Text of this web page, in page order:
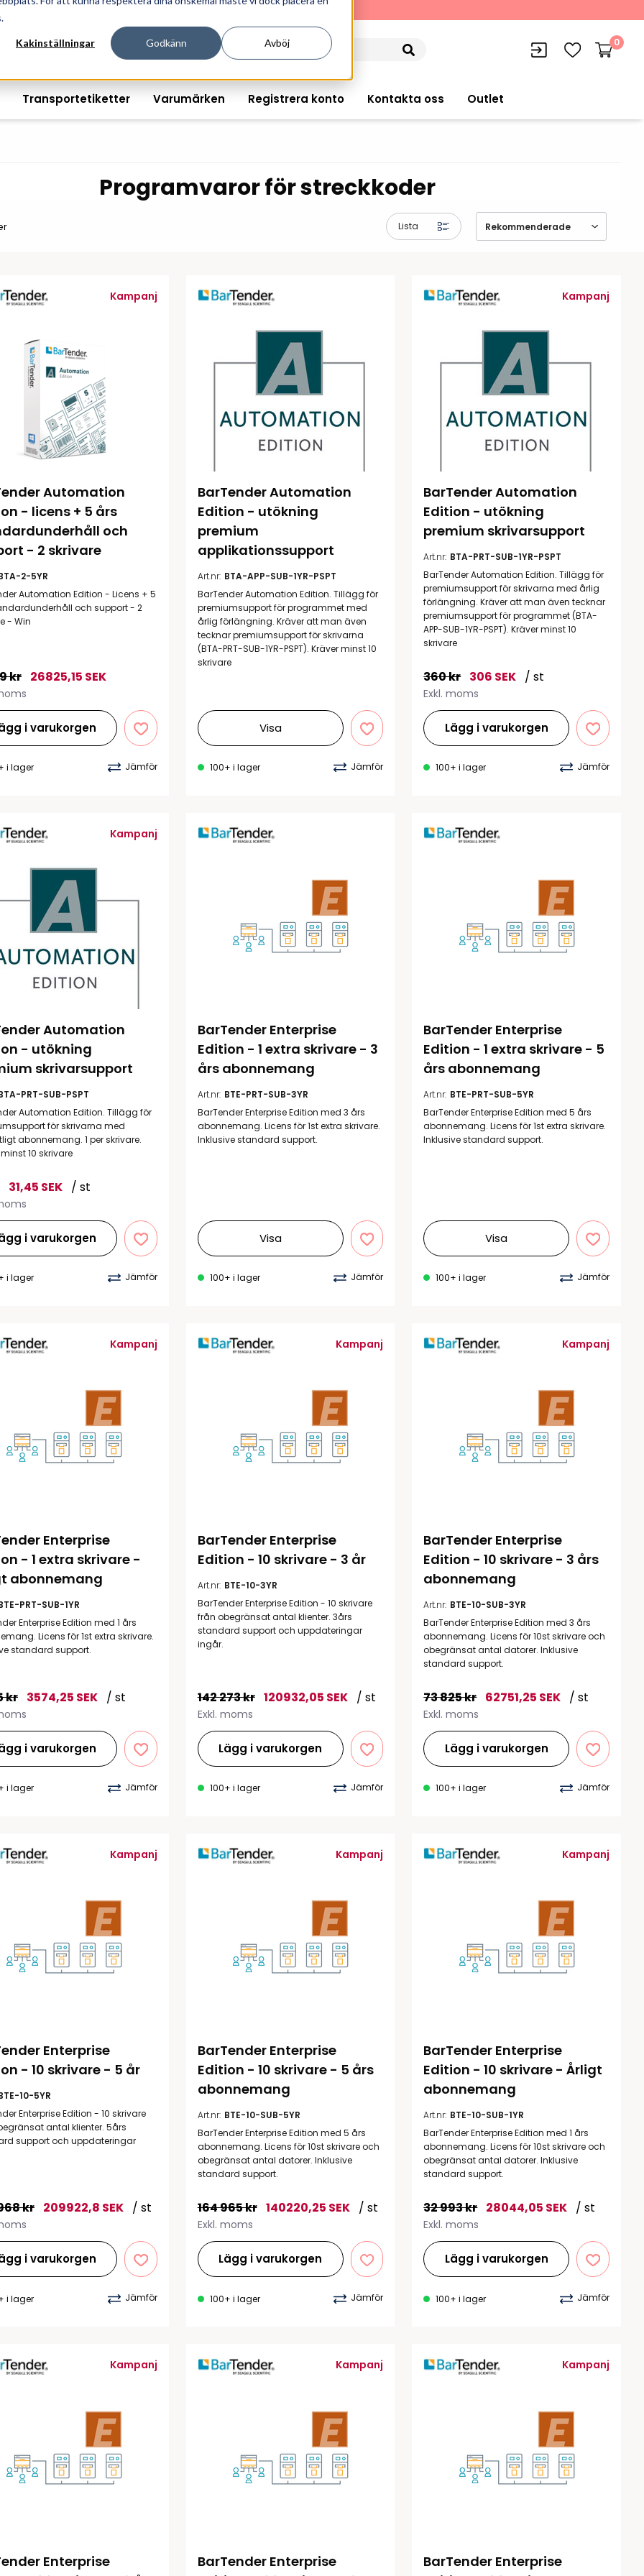
Kakinställningar Godkänn Avböj
för professionell informationshantering och märkning
0
Handhållna streckkodsläsare
Streckkodsverifierare
Truckdatorer
Pekskärmar
Tillbehör truckdatorer
och pekskärmar
Etikettprogram
Mobile Device Management
(MDM)
Tillbehör etikettprogram
Outlet-handdatorer
Outlet-skrivare
Outlet-
streckkodsläsare
Outlet-etiketter
WMSIQ: Lagersystem
(WMS)
Seagull Scientific
Loftware NiceLabel
Printshopen svartvita-
Tryckta etiketter
WMSIQ: Lagersystem (WMS)
Utlåning hyra och
inventering
Rondering och verifiering
Datorlös etikettutskrift och
Transportetiketter Varumärken Registrera konto Kontakta oss Outlet
Programvaror för streckkoder
Lista
Kampanj
Automation
- licens + 5 års
och
- 2 skrivare
2-5YR
Automation Edition - Licens + 5
och support - 2
- Win
kr 26825,15 SEK
i varukorgen
i lager Jämför
BarTender Automation
Edition - utökning
premium
applikationssupport
Art.nr: BTA-APP-SUB-1YR-PSPT
BarTender Automation Edition. Tillägg för
premiumsupport för programmet med
årlig förlängning. Kräver att man även
tecknar premiumsupport för skrivarna
(BTA-PRT-SUB-1YR-PSPT). Kräver minst 10
skrivare
Visa
100+ i lager Jämför
Kampanj
BarTender Automation
Edition - utökning
premium skrivarsupport
Art.nr: BTA-PRT-SUB-1YR-PSPT
BarTender Automation Edition. Tillägg för
premiumsupport för skrivarna med årlig
förlängning. Kräver att man även tecknar
premiumsupport för programmet (BTA-
APP-SUB-1YR-PSPT). Kräver minst 10
skrivare
360 kr 306 SEK / st
Exkl. moms
Lägg i varukorgen
100+ i lager Jämför
Kampanj
Automation
- utökning
skrivarsupport
PRT-SUB-PSPT
Automation Edition. Tillägg för
för skrivarna med
abonnemang. 1 per skrivare.
10 skrivare
31,45 SEK / st
i varukorgen
i lager Jämför
BarTender Enterprise
Edition - 1 extra skrivare - 3
års abonnemang
Art.nr: BTE-PRT-SUB-3YR
BarTender Enterprise Edition med 3 års
abonnemang. Licens för 1st extra skrivare.
Inklusive standard support.
Visa
100+ i lager Jämför
BarTender Enterprise
Edition - 1 extra skrivare - 5
års abonnemang
Art.nr: BTE-PRT-SUB-5YR
BarTender Enterprise Edition med 5 års
abonnemang. Licens för 1st extra skrivare.
Inklusive standard support.
Visa
100+ i lager Jämför
Kampanj
Enterprise
- 1 extra skrivare -
abonnemang
PRT-SUB-1YR
Enterprise Edition med 1 års
Licens för 1st extra skrivare.
standard support.
kr 3574,25 SEK / st
i varukorgen
i lager Jämför
Kampanj
BarTender Enterprise
Edition - 10 skrivare - 3 år
Art.nr: BTE-10-3YR
BarTender Enterprise Edition - 10 skrivare
från obegränsat antal klienter. 3års
standard support och uppdateringar
ingår.
142 273 kr 120932,05 SEK / st
Exkl. moms
Lägg i varukorgen
100+ i lager Jämför
Kampanj
BarTender Enterprise
Edition - 10 skrivare - 3 års
abonnemang
Art.nr: BTE-10-SUB-3YR
BarTender Enterprise Edition med 3 års
abonnemang. Licens för 10st skrivare och
obegränsat antal datorer. Inklusive
standard support.
73 825 kr 62751,25 SEK / st
Exkl. moms
Lägg i varukorgen
100+ i lager Jämför
Kampanj
Enterprise
- 10 skrivare - 5 år
10-5YR
Enterprise Edition - 10 skrivare
antal klienter. 5års
support och uppdateringar
kr 209922,8 SEK / st
i varukorgen
i lager Jämför
Kampanj
BarTender Enterprise
Edition - 10 skrivare - 5 års
abonnemang
Art.nr: BTE-10-SUB-5YR
BarTender Enterprise Edition med 5 års
abonnemang. Licens för 10st skrivare och
obegränsat antal datorer. Inklusive
standard support.
164 965 kr 140220,25 SEK / st
Exkl. moms
Lägg i varukorgen
100+ i lager Jämför
Kampanj
BarTender Enterprise
Edition - 10 skrivare - Årligt
abonnemang
Art.nr: BTE-10-SUB-1YR
BarTender Enterprise Edition med 1 års
abonnemang. Licens för 10st skrivare och
obegränsat antal datorer. Inklusive
standard support.
32 993 kr 28044,05 SEK / st
Exkl. moms
Lägg i varukorgen
100+ i lager Jämför
Kampanj
Enterprise
Kampanj
BarTender Enterprise
Kampanj
BarTender Enterprise